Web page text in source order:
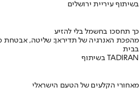
בשיתוף עיריית ירושלים
כך תחסכו בחשמל בלי להזיע
מהפכת האנרגיה של תדיראן: שליטה, אבטחת
בבית
בשיתוף TADIRAN
מאחורי הקלעים של הטעם הישראלי